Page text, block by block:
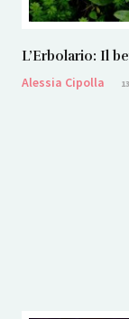
L’Erbolario: Il
Alessia Cipolla